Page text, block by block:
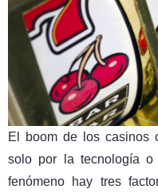
El boom de los casinos
solo por la tecnología o
fenómeno hay tres